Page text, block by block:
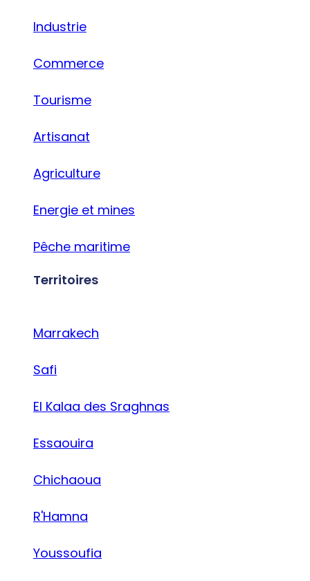
Industrie
Commerce
Tourisme
Artisanat
Agriculture
Energie et mines
Pêche maritime
Territoires
Marrakech
Safi
El Kalaa des Sraghnas
Essaouira
Chichaoua
R'Hamna
Youssoufia